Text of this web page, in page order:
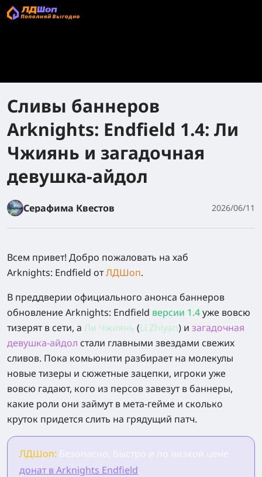
Сливы баннеров
Arknights: Endfield 1.4: Ли
Чжиянь и загадочная
девушка-айдол
Серафима Квестов 2026/06/11
Всем привет! Добро пожаловать на хаб
Arknights: Endfield отЛДШоп.
В преддверии официального анонса баннеров
обновление Arknights: Endfield версии 1.4уже вовсю
тизерят в сети, а Ли Чжиянь (Li Zhiyan) и загадочная
девушка-айдол стали главными звездами свежих
сливов. Пока комьюнити разбирает на молекулы
новые тизеры и сюжетные зацепки, игроки уже
вовсю гадают, кого из персов завезут в баннеры,
какие роли они займут в мета-гейме и сколько
круток придется слить на грядущий патч.
ЛДШоп:
донат в Arknights Endfield